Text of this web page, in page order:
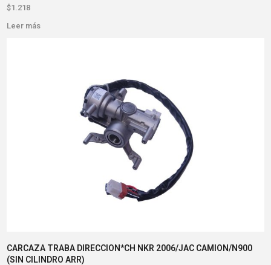
$1.218
Leer más
CARCAZA TRABA DIRECCION*CH NKR 2006/JAC CAMION/N900
(SIN CILINDRO ARR)